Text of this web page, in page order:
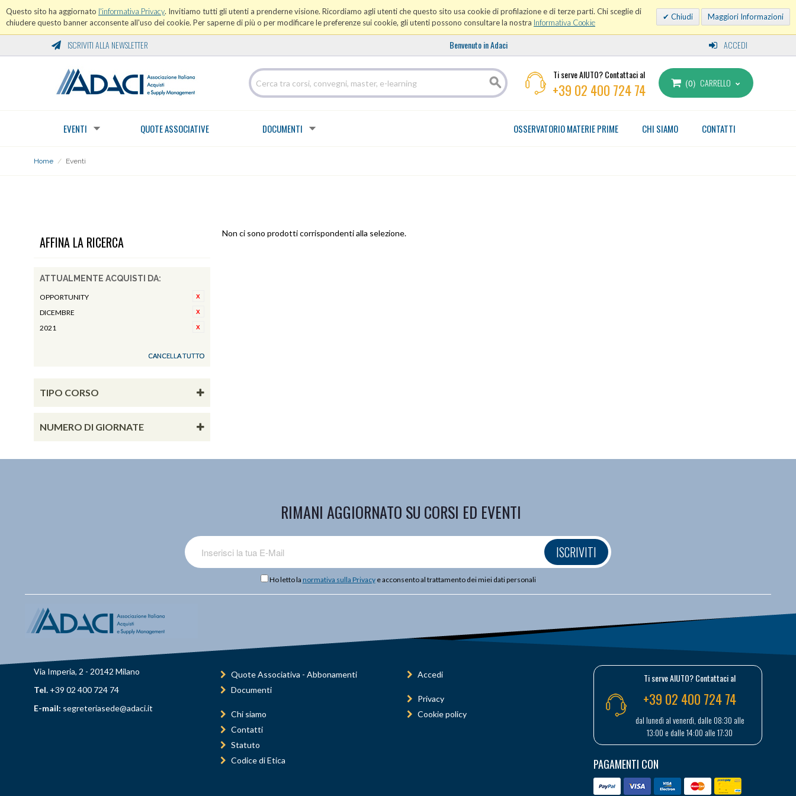
Questo sito ha aggiornato l'informativa Privacy. Invitiamo tutti gli utenti a prenderne visione. Ricordiamo agli utenti che questo sito usa cookie di profilazione e di terze parti. Chi sceglie di
chiudere questo banner acconsente all'uso dei cookie. Per saperne di più o per modificare le preferenze sui cookie, gli utenti possono consultare la nostra Informativa Cookie
Chiudi Maggiori Informazioni
ISCRIVITI ALLA NEWSLETTER Benvenuto in Adaci ACCEDI
Ti serve AIUTO? Contattaci al
+39 02 400 724 74 0 CARRELLO
EVENTI QUOTE ASSOCIATIVE DOCUMENTI CONTATTI
CHI SIAMO
OSSERVATORIO MATERIE PRIME
Home / Eventi
AFFINA LA RICERCA
ATTUALMENTE ACQUISTI DA:
OPPORTUNITY
DICEMBRE
2021
CANCELLA TUTTO
TIPO CORSO
NUMERO DI GIORNATE
Non ci sono prodotti corrispondenti alla selezione.
RIMANI AGGIORNATO SU CORSI ED EVENTI
ISCRIVITI
Ho letto la normativa sulla Privacye acconsento al trattamento dei miei dati personali
Via Imperia, 2 - 20142 Milano
Tel. +39 02 400 724 74
E-mail: segreteriasede@adaci.it
Quote Associativa - Abbonamenti
Documenti
Chi siamo
Contatti
Statuto
Codice di Etica
Accedi
Privacy
Cookie policy
Ti serve AIUTO? Contattaci al
+39 02 400 724 74
dal lunedì al venerdì, dalle 08:30 alle
13:00 e dalle 14:00 alle 17:30
PAGAMENTI CON